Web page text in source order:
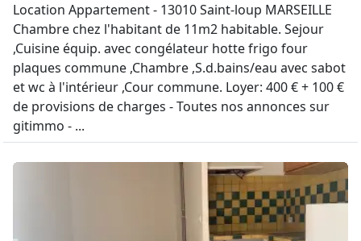
Location Appartement - 13010 Saint-loup MARSEILLE
Chambre chez l'habitant de 11m2 habitable. Sejour
,Cuisine équip. avec congélateur hotte frigo four
plaques commune ,Chambre ,S.d.bains/eau avec sabot
et wc à l'intérieur ,Cour commune. Loyer: 400 € + 100 €
de provisions de charges - Toutes nos annonces sur
gitimmo - ...